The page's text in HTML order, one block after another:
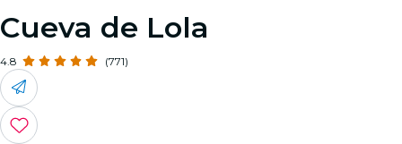
Cueva de Lola
4.8 (771)